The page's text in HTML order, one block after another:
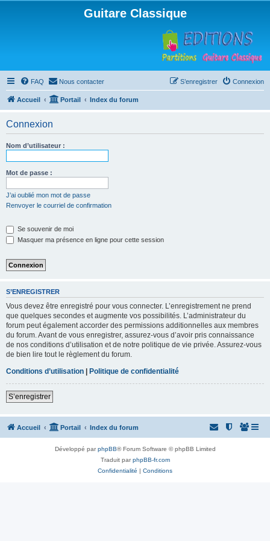
Guitare Classique
FAQ Nous contacter Connexion
S’enregistrer
Accueil Portail Index du forum
Connexion
Nom d’utilisateur :
Mot de passe :
J’ai oublié mon mot de passe
Renvoyer le courriel de confirmation
Se souvenir de moi
Masquer ma présence en ligne pour cette session
S’ENREGISTRER
Vous devez être enregistré pour vous connecter. L’enregistrement ne prend
que quelques secondes et augmente vos possibilités. L’administrateur du
forum peut également accorder des permissions additionnelles aux membres
du forum. Avant de vous enregistrer, assurez-vous d’avoir pris connaissance
de nos conditions d’utilisation et de notre politique de vie privée. Assurez-vous
de bien lire tout le règlement du forum.
Conditions d’utilisation | Politique de confidentialité
S’enregistrer
Accueil Portail Index du forum
Développé parphpBB® Forum Software © phpBB Limited
Traduit parphpBB-fr.com
Confidentialité | Conditions